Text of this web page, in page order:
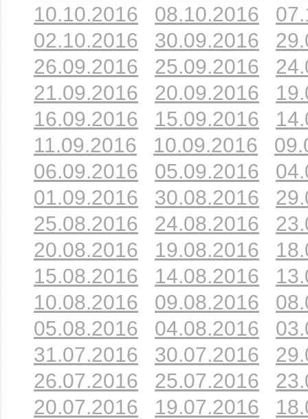
10.10.2016
08.10.2016
02.10.2016
30.09.2016
26.09.2016
25.09.2016
21.09.2016
20.09.2016
16.09.2016
15.09.2016
11.09.2016
10.09.2016
06.09.2016
05.09.2016
01.09.2016
30.08.2016
25.08.2016
24.08.2016
20.08.2016
19.08.2016
15.08.2016
14.08.2016
10.08.2016
09.08.2016
05.08.2016
04.08.2016
31.07.2016
30.07.2016
26.07.2016
25.07.2016
20.07.2016
19.07.2016